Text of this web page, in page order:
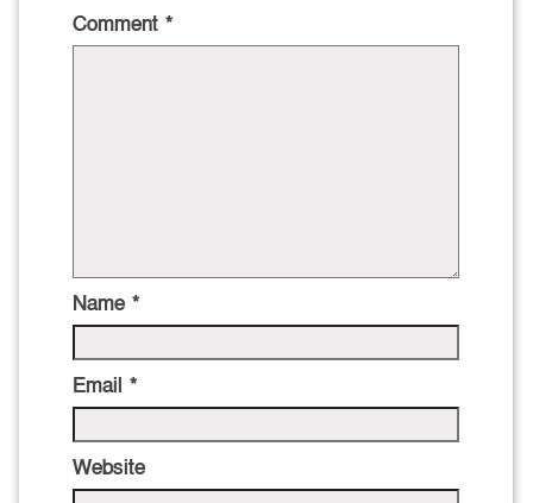
Comment *
Name *
Email *
Website